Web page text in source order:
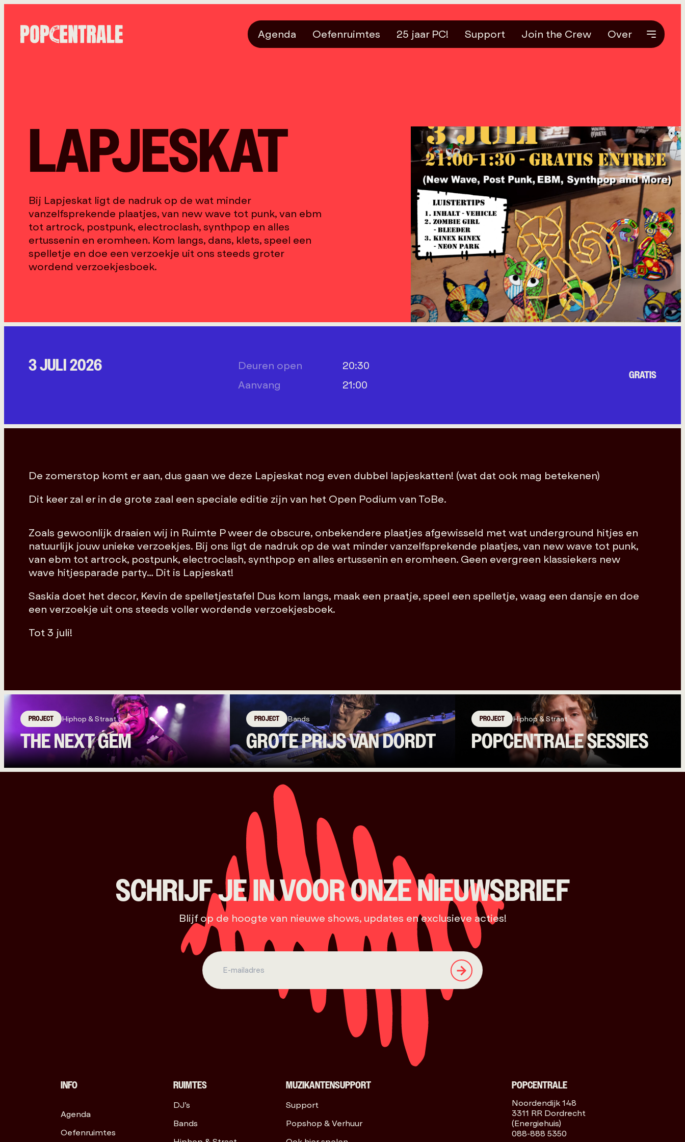
Agenda Oefenruimtes 25 jaar PC! Support Join the Crew Over
LAPJESKAT
Bij Lapjeskat ligt de nadruk op de wat minder
vanzelfsprekende plaatjes, van new wave tot punk, van ebm
tot artrock, postpunk, electroclash, synthpop en alles
ertussenin en eromheen. Kom langs, dans, klets, speel een
spelletje en doe een verzoekje uit ons steeds groter
wordend verzoekjesboek.
3 JULI 2026 Deuren open
20:30
Aanvang
21:00
GRATIS
De zomerstop komt er aan, dus gaan we deze Lapjeskat nog even dubbel lapjeskatten! (wat dat ook mag betekenen)
Dit keer zal er in de grote zaal een speciale editie zijn van het Open Podium van ToBe.
Zoals gewoonlijk draaien wij in Ruimte P weer de obscure, onbekendere plaatjes afgewisseld met wat underground hitjes en
natuurlijk jouw unieke verzoekjes. Bij ons ligt de nadruk op de wat minder vanzelfsprekende plaatjes, van new wave tot punk,
van ebm tot artrock, postpunk, electroclash, synthpop en alles ertussenin en eromheen. Geen evergreen klassiekers new
wave hitjesparade party… Dit is Lapjeskat!
Saskia doet het decor, Kevin de spelletjestafel Dus kom langs, maak een praatje, speel een spelletje, waag een dansje en doe
een verzoekje uit ons steeds voller wordende verzoekjesboek.
Tot 3 juli!
PROJECT Hiphop & Straat
THE NEXT GEM
PROJECT Bands
GROTE PRIJS VAN DORDT
PROJECT Hiphop & Straat
POPCENTRALE SESSIES
SCHRIJF JE IN VOOR ONZE NIEUWSBRIEF
Blijf op de hoogte van nieuwe shows, updates en exclusieve acties!
INFO
Agenda
Oefenruimtes
RUIMTES
DJ’s
Bands
MUZIKANTENSUPPORT
Support
Popshop & Verhuur
POPCENTRALE
Noordendijk 148
3311 RR Dordrecht
(Energiehuis)
088-888 5350